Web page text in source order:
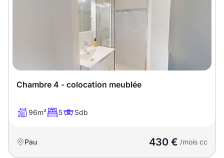
Chambre 4 - colocation meublée
96m² 5 Sdb
Pau 430 € /mois cc